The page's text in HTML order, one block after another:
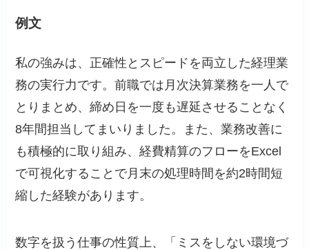
例文
私の強みは、正確性とスピードを両立した経理業
務の実行力です。前職では月次決算業務を一人で
とりまとめ、締め日を一度も遅延させることなく
8年間担当してまいりました。また、業務改善に
も積極的に取り組み、経費精算のフローをExcel
で可視化することで月末の処理時間を約2時間短
縮した経験があります。
数字を扱う仕事の性質上、「ミスをしない環境づ